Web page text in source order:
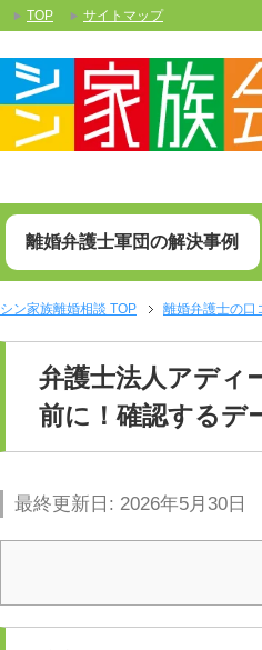
離婚弁護士軍団の解決事例
シン家族離婚相談 TOP 離婚弁護士の口
弁護士法人アディ
前に！確認するデ
最終更新日: 2026年5月30日
TOP サイトマップ